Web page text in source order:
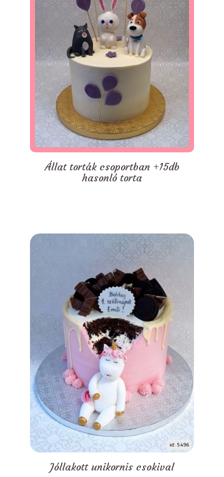
Állat torták csoportban +15db
hasonló torta
id: 5496
Jóllakott unikornis csokival